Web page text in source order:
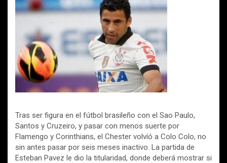
Tras ser figura en el fútbol brasileño con el Sao Paulo,
Santos y Cruzeiro, y pasar con menos suerte por
Flamengo y Corinthians, el Chester volvíó a Colo Colo, no
sin antes pasar por seis meses inactivo. La partida de
Esteban Pavez le dio la titularidad, donde deberá mostrar si